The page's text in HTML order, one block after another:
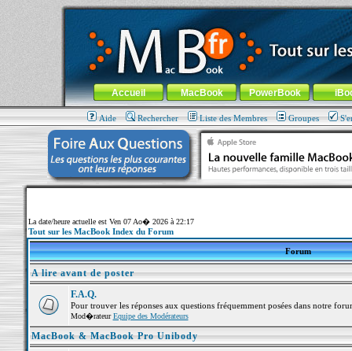
MacBook-fr.com : 100% Apple... 100% nomade !
Aller au contenu-Aller au menu général-Aller au menu de
Menu général
Accueil MacBook PowerBook
Aide Rechercher Liste des Membres Groupes
La date/heure actuelle est Ven 07 Ao� 2026 à 22:17
Tout sur les MacBook Index du Forum
Forum
A lire avant de poster
F.A.Q.
Pour trouver les réponses aux questions fréquemment posées dans notre
Mod�rateurEquipe des Modérateurs
MacBook & MacBook Pro Unibody